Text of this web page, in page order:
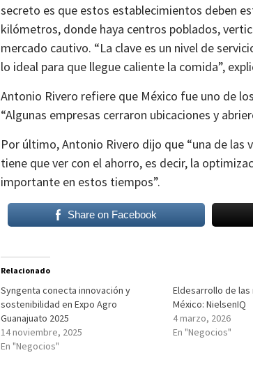
secreto es que estos establecimientos deben
kilómetros, donde haya centros poblados,
mercado cautivo. “La clave es un nivel de
lo ideal para que llegue caliente la comida”,
Antonio Rivero refiere que México fue uno de
“Algunas empresas cerraron ubicaciones y
Por último, Antonio Rivero dijo que “una de las
tiene que ver con el ahorro, es decir, la
importante en estos tiempos”.
Share on Facebook
Relacionado
Syngenta conecta innovación y
sostenibilidad en Expo Agro
Guanajuato 2025
14 noviembre, 2025
En "Negocios"
Eldesarrollo de las
México: NielsenIQ
4 marzo, 2026
En "Negocios"